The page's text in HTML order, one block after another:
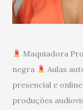
Maquiadora
negra
Aulas
presencial e online
produções